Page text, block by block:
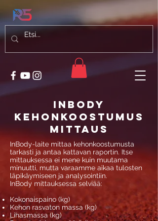
InBody
kehonkoostumus
mittaus
InBody-laite mittaa kehonkoostumusta
tarkasti ja antaa kattavan raportin. Itse
mittauksessa ei mene kuin muutama
minuutti, mutta varaamme aikaa tulosten
läpikäymiseen ja analysointiin.
InBody mittauksessa selviää:
Kokonaispaino (kg)
Kehon rasvaton massa (kg)
Lihasmassa (kg)